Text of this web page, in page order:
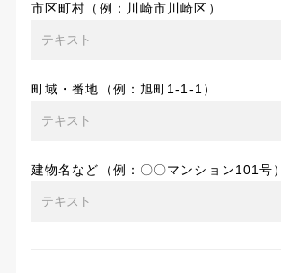
市区町村（例：川崎市川崎区）
町域・番地（例：旭町1-1-1）
建物名など（例：〇〇マンション101号）